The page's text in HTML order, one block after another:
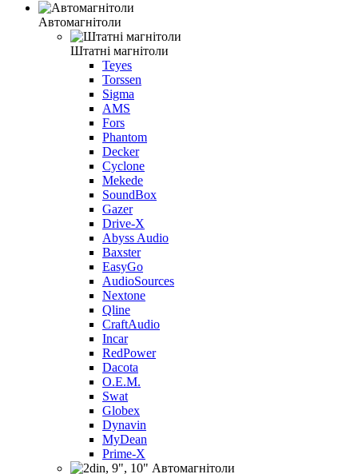
Автомагнітоли
Штатні магнітоли
Teyes
Torssen
Sigma
AMS
Fors
Phantom
Decker
Cyclone
Mekede
SoundBox
Gazer
Drive-X
Abyss Audio
Baxster
EasyGo
AudioSources
Nextone
Qline
CraftAudio
Incar
RedPower
Dacota
O.E.M.
Swat
Globex
Dynavin
MyDean
Prime-X